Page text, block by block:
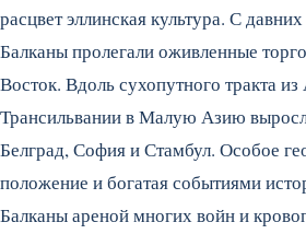
расцвет эллинская культура. С
Балканы пролегали оживленные
Восток. Вдоль сухопутного тракта
Трансильвании в Малую Азию
Белград, София и Стамбул. Особое
положение и богатая событиями
Балканы ареной многих войн и